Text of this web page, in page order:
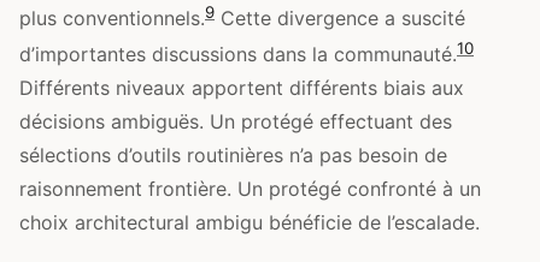
plus conventionnels.9 Cette divergence a suscité
d’importantes discussions dans la communauté.10
Différents niveaux apportent différents biais aux
décisions ambiguës. Un protégé effectuant des
sélections d’outils routinières n’a pas besoin de
raisonnement frontière. Un protégé confronté à un
choix architectural ambigu bénéficie de l’escalade.